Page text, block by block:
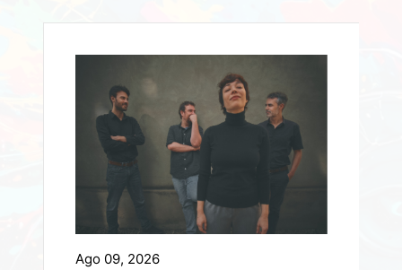
Ago 09, 2026